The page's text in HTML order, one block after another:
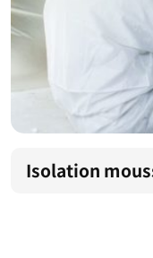
Isolation